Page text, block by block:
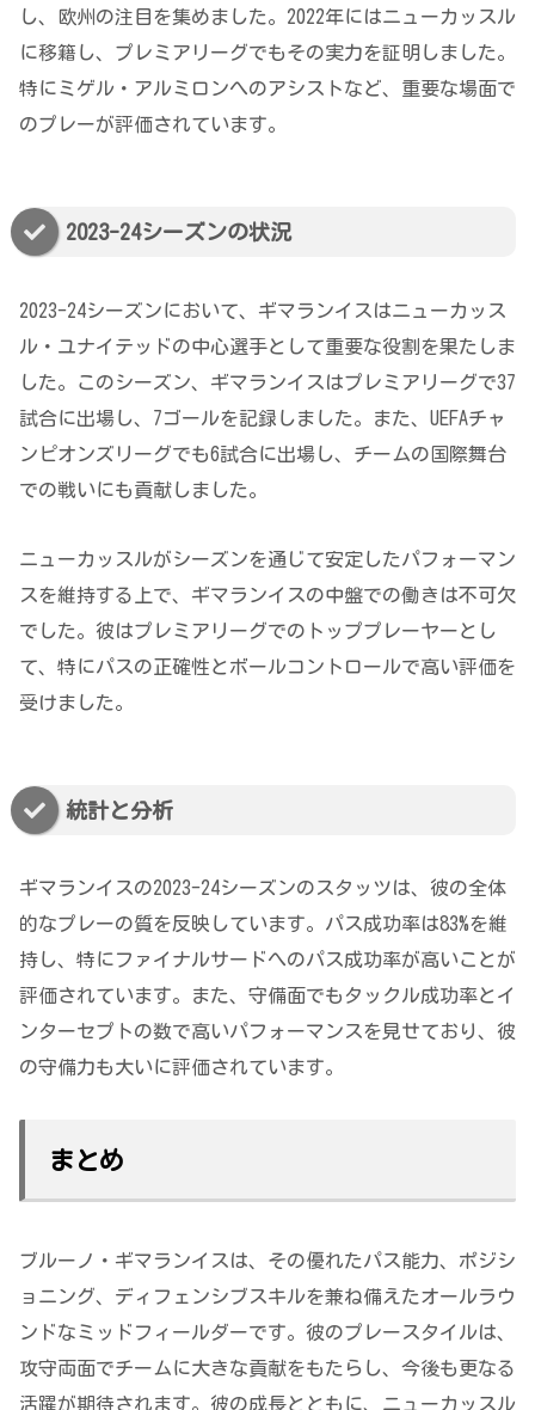
し、欧州の注目を集めました。2022年にはニューカッスル
に移籍し、プレミアリーグでもその実力を証明しました。
特にミゲル・アルミロンへのアシストなど、重要な場面で
のプレーが評価されています。
2023-24シーズンの状況
2023-24シーズンにおいて、ギマランイスはニューカッス
ル・ユナイテッドの中心選手として重要な役割を果たしま
した。このシーズン、ギマランイスはプレミアリーグで37
試合に出場し、7ゴールを記録しました。また、UEFAチャ
ンピオンズリーグでも6試合に出場し、チームの国際舞台
での戦いにも貢献しました。
ニューカッスルがシーズンを通じて安定したパフォーマン
スを維持する上で、ギマランイスの中盤での働きは不可欠
でした。彼はプレミアリーグでのトッププレーヤーとし
て、特にパスの正確性とボールコントロールで高い評価を
受けました。
統計と分析
ギマランイスの2023-24シーズンのスタッツは、彼の全体
的なプレーの質を反映しています。パス成功率は83%を維
持し、特にファイナルサードへのパス成功率が高いことが
評価されています。また、守備面でもタックル成功率とイ
ンターセプトの数で高いパフォーマンスを見せており、彼
の守備力も大いに評価されています。
まとめ
ブルーノ・ギマランイスは、その優れたパス能力、ポジシ
ョニング、ディフェンシブスキルを兼ね備えたオールラウ
ンドなミッドフィールダーです。彼のプレースタイルは、
攻守両面でチームに大きな貢献をもたらし、今後も更なる
活躍が期待されます。彼の成長とともに、ニューカッスル